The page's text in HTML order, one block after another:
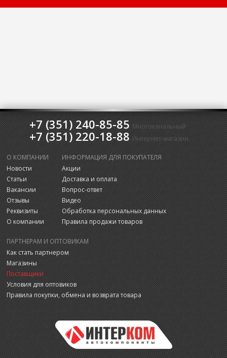
+7 (351) 240-85-85 Многоканальный
+7 (351) 220-18-88 Интернет-магазин
О КОМПАНИИ
Новости
Статьи
Вакансии
Отзывы
Реквизиты
О компании
ИНФОРМАЦИЯ ДЛЯ ПОКУПАТЕЛЯ
Акции
Доставка и оплата
Вопрос-ответ
Видео
Обработка персональных данных
Правила продажи товаров
ПАРТНЕРАМ И ОПТОВИКАМ
Как стать партнером
Магазины
Поставщики
Условия для оптовиков
Правила покупки, обмена и возврата товара